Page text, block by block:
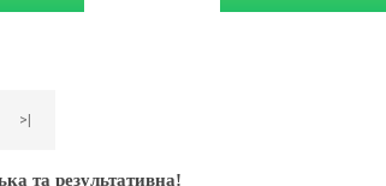
>|
та результативна!